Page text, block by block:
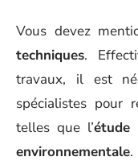
Vous devez
techniques.
travaux, il est
spécialistes pour
telles que l’étude
environnementale